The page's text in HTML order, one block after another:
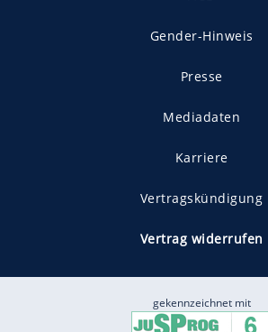
Gender-Hinweis
Presse
Mediadaten
Karriere
Vertragskündigung
Vertrag widerrufen
gekennzeichnet mit